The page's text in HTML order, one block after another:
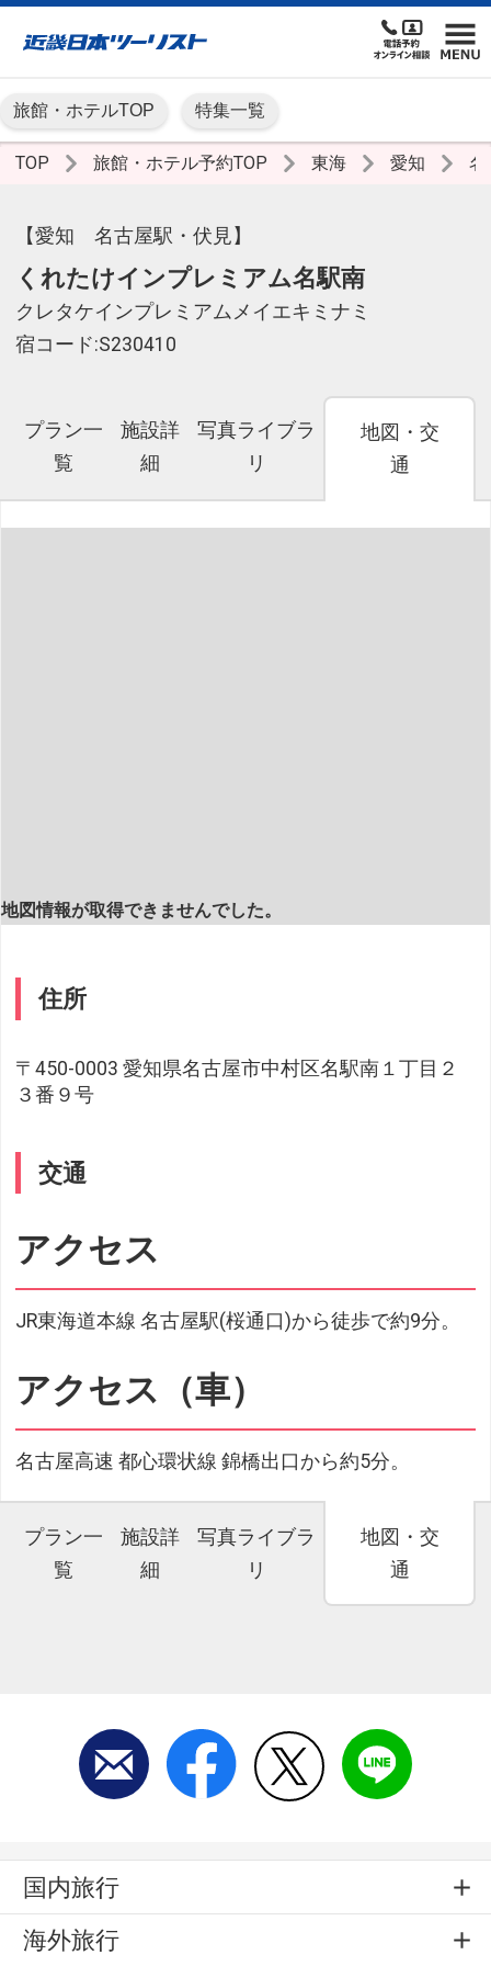
旅館・ホテルTOP 特集一覧
TOP 旅館・ホテル予約TOP 東海 愛知
【愛知 名古屋駅・伏見】
くれたけインプレミアム名駅南
クレタケインプレミアムメイエキミナミ
宿コード:S230410
プラン一
覧
施設詳
細
写真ライブラ
リ
地図・交
通
地図情報が取得できませんでした。
住所
〒450-0003 愛知県名古屋市中村区名駅南１丁目２
３番９号
交通
アクセス
JR東海道本線 名古屋駅(桜通口)から徒歩で約9分。
アクセス（車）
名古屋高速 都心環状線 錦橋出口から約5分。
プラン一
覧
施設詳
細
写真ライブラ
リ
地図・交
通
国内旅行
海外旅行